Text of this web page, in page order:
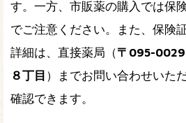
す。一方、市販薬の購入では保
でご注意ください。また、保険
詳細は、直接薬局（〒095-0029
８丁目 ）までお問い合わせいただ
確認できます。